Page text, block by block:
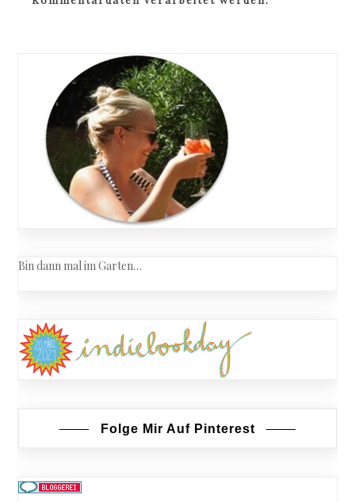
Bin dann mal im Garten…
Folge Mir Auf Pinterest